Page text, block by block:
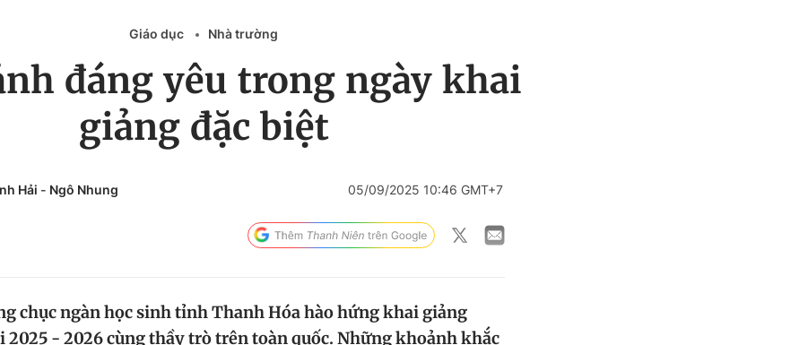
Giáo dục Nhà trường
đáng yêu trong ngày khai
giảng đặc biệt
Hải - Ngô Nhung 05/09/2025 10:46 GMT+7
chục ngàn học sinh tỉnh Thanh Hóa hào hứng khai giảng
2025 - 2026 cùng thầy trò trên toàn quốc. Những khoảnh khắc